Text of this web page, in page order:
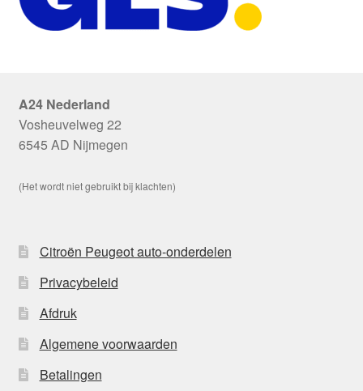
A24 Nederland
Vosheuvelweg 22
6545 AD Nijmegen
(Het wordt niet gebruikt bij klachten)
Citroën Peugeot auto-onderdelen
Privacybeleid
Afdruk
Algemene voorwaarden
Betalingen